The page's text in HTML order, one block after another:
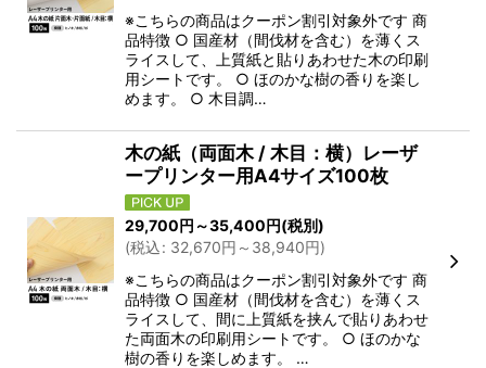
※こちらの商品はクーポン割引対象外です 商
品特徴 ○ 国産材（間伐材を含む）を薄くス
ライスして、上質紙と貼りあわせた木の印刷
用シートです。 ○ ほのかな樹の香りを楽し
めます。 ○ 木目調…
木の紙（両面木 / 木目：横）レーザ
ープリンター用A4サイズ100枚
29,700円 ～35,400円(税別)
(税込: 32,670円 ～38,940円)
※こちらの商品はクーポン割引対象外です 商
品特徴 ○ 国産材（間伐材を含む）を薄くス
ライスして、間に上質紙を挟んで貼りあわせ
た両面木の印刷用シートです。 ○ ほのかな
樹の香りを楽しめます。 …